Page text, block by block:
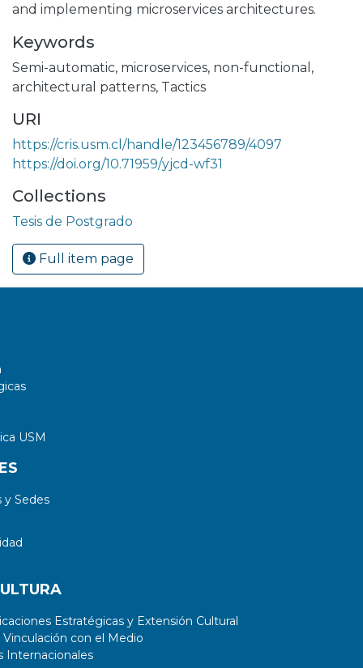
and implementing microservices architectures.
Keywords
Semi-automatic, microservices, non-functional ,
architectural patterns, Tactics
URI
https://cris.usm.cl/handle/123456789/4097
https://doi.org/10.71959/yjcd-wf31
Collections
Tesis de Postgrado
Full item page
USM
Sedes
Estratégicas y Extensión Cultural
con el Medio
Internacionales